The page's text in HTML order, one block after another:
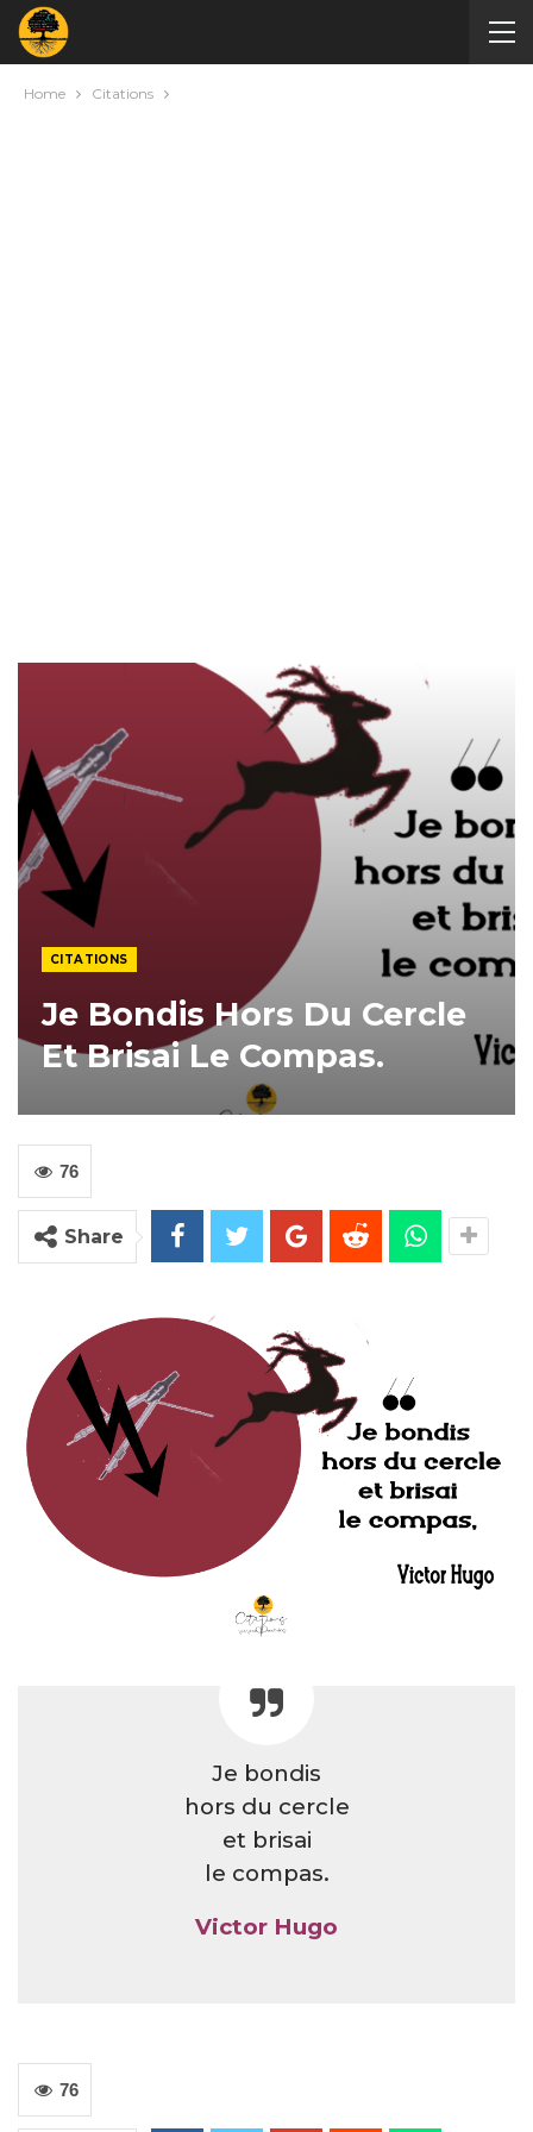
Home Citations
CITATIONS
Je Bondis Hors Du Cercle
Et Brisai Le Compas.
76
Share
Je bondis
hors du cercle
et brisai
le compas.
Victor Hugo
76